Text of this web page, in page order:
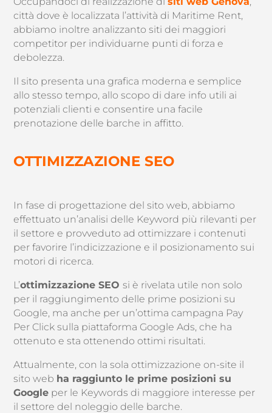
città dove è localizzata l’attività di Maritime Rent,
abbiamo inoltre analizzanto siti dei maggiori
competitor per individuarne punti di forza e
debolezza.
Il sito presenta una grafica moderna e semplice
allo stesso tempo, allo scopo di dare info utili ai
potenziali clienti e consentire una facile
prenotazione delle barche in affitto.
OTTIMIZZAZIONE SEO
In fase di progettazione del sito web, abbiamo
effettuato un’analisi delle Keyword più rilevanti per
il settore e provveduto ad ottimizzare i contenuti
per favorire l’indicizzazione e il posizionamento sui
motori di ricerca.
L’ottimizzazione SEOsi è rivelata utile non solo
per il raggiungimento delle prime posizioni su
Google, ma anche per un’ottima campagna Pay
Per Click sulla piattaforma Google Ads, che ha
ottenuto e sta ottenendo ottimi risultati.
Attualmente, con la sola ottimizzazione on-site il
sito web ha raggiunto le prime posizioni su
Google per le Keywords di maggiore interesse per
il settore del noleggio delle barche.